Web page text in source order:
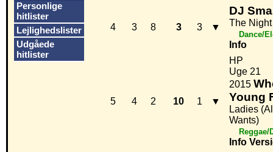
Personlige
hitlister
Lejlighedslister
Udgåede
hitlister
4 3 8 3 3 ▼
DJ
The
Dance/
Info
5 4 2 10 1 ▼
HP
Uge 21
2015
Young
Ladies
Wants)
Reggae/
Info